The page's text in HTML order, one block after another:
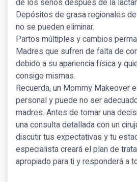
Depósitos de grasa regionales
no se pueden eliminar.
Partos múltiples y cambios
Madres que sufren de falta de
debido a su apariencia física y
consigo mismas.
Recuerda, un Mommy Makeover
personal y puede no ser
madres. Antes de tomar una
una consulta detallada con un
discutir tus expectativas y tu
especialista creará el plan de
apropiado para ti y responderá a